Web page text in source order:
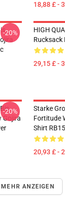
18,88 £ -
-20%
HIGH
Rucksack
29,15 £ -
Gojira
-20%
Starke
Fortitude
Shirt
20,93 £ -
MEHR ANZEIGEN